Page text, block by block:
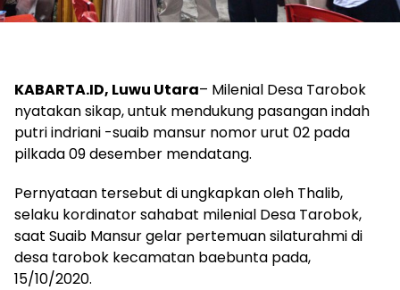
KABARTA.ID, Luwu Utara– Milenial Desa Tarobok
nyatakan sikap, untuk mendukung pasangan indah
putri indriani -suaib mansur nomor urut 02 pada
pilkada 09 desember mendatang.
Pernyataan tersebut di ungkapkan oleh Thalib,
selaku kordinator sahabat milenial Desa Tarobok,
saat Suaib Mansur gelar pertemuan silaturahmi di
desa tarobok kecamatan baebunta pada,
15/10/2020.